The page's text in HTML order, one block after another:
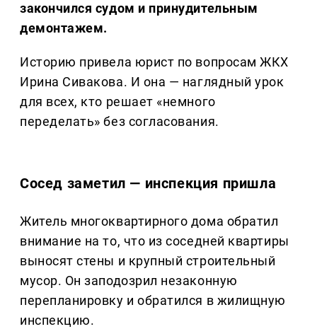
закончился судом и принудительным
демонтажем.
Историю привела юрист по вопросам ЖКХ
Ирина Сивакова. И она — наглядный урок
для всех, кто решает «немного
переделать» без согласования.
Сосед заметил — инспекция пришла
Житель многоквартирного дома обратил
внимание на то, что из соседней квартиры
выносят стены и крупный строительный
мусор. Он заподозрил незаконную
перепланировку и обратился в жилищную
инспекцию.